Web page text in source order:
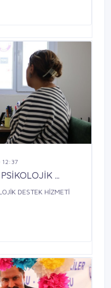
12:37
...
DESTEK HİZMETİ